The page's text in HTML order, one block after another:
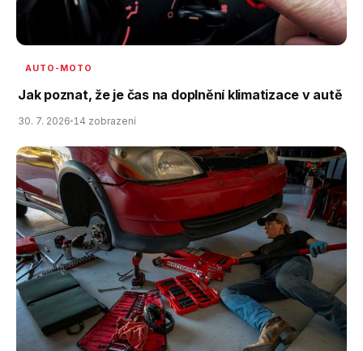
AUTO-MOTO
Jak poznat, že je čas na doplnění klimatizace v autě
30. 7. 2026 14 zobrazení